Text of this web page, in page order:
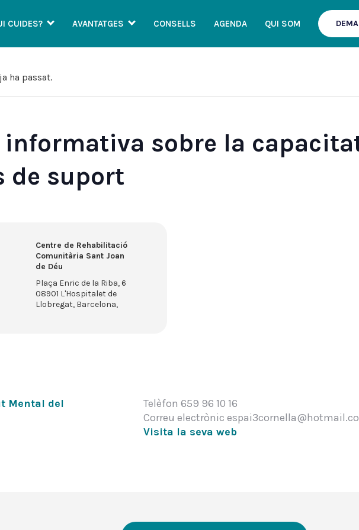
CUIDES? AVANTATGES CONSELLS AGENDA QUI SOM
ha passat.
informativa sobre la
de suport
Centre de Rehabilitació
Comunitària Sant Joan
de Déu
Plaça Enric de la Riba, 6
08901 L'Hospitalet de
Llobregat, Barcelona,
Mental del
Telèfon 659 96 10 16
Correu electrònic
Visita la seva web